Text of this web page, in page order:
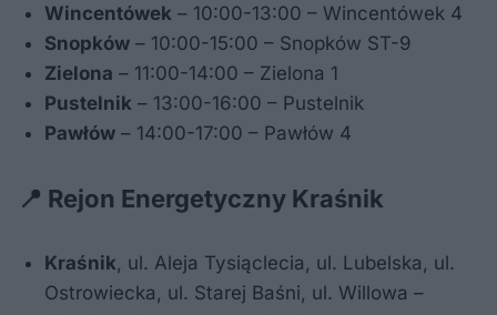
Wincentówek – 10:00-13:00 – Wincentówek 4
Snopków – 10:00-15:00 – Snopków ST-9
Zielona – 11:00-14:00 – Zielona 1
Pustelnik – 13:00-16:00 – Pustelnik
Pawłów – 14:00-17:00 – Pawłów 4
📍 Rejon Energetyczny Kraśnik
Kraśnik , ul. Aleja Tysiąclecia, ul. Lubelska, ul.
Ostrowiecka, ul. Starej Baśni, ul. Willowa –